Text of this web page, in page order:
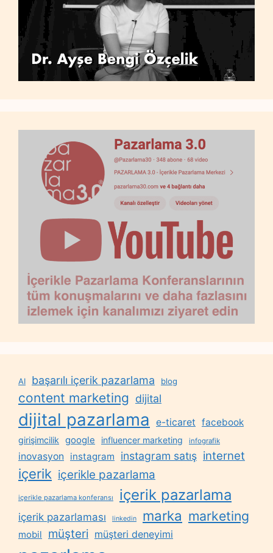
AI başarılı içerik pazarlama blog
content marketing dijital
dijital pazarlama e-ticaret facebook
girişimcilik google influencer marketing infografik
inovasyon instagram instagram satış internet
içerik içerikle pazarlama
içerikle pazarlama konferansı içerik pazarlama
içerik pazarlaması linkedin marka marketing
mobil müşteri müşteri deneyimi